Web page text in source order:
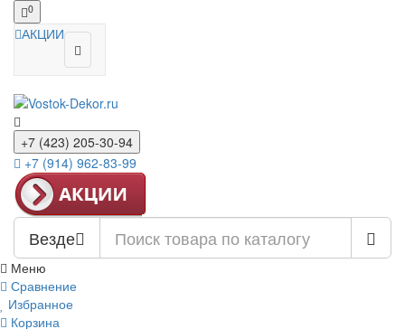
0
АКЦИИ
+7 (423) 205-30-94
+7 (914) 962-83-99
Везде
Меню
Сравнение
Избранное
Корзина